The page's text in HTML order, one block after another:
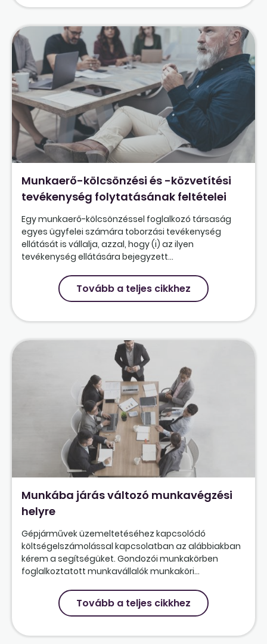
Munkaerő-kölcsönzési és -közvetítési
tevékenység folytatásának feltételei
Egy munkaerő-kölcsönzéssel foglalkozó társaság
egyes ügyfelei számára toborzási tevékenység
ellátását is vállalja, azzal, hogy (i) az ilyen
tevékenység ellátására bejegyzett...
Tovább a teljes cikkhez
Munkába járás változó munkavégzési
helyre
Gépjárművek üzemeltetéséhez kapcsolódó
költségelszámolással kapcsolatban az alábbiakban
kérem a segítségüket. Gondozói munkakörben
foglalkoztatott munkavállalók munkaköri...
Tovább a teljes cikkhez